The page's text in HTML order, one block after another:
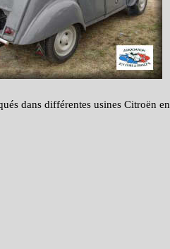
dans différentes usines Citroën